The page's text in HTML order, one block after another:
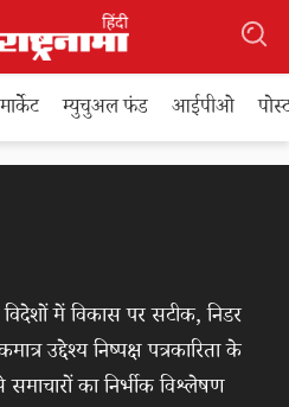
म्युचुअल फंड आईपीओ
में विकास पर सटीक, निडर
उद्देश्य निष्पक्ष पत्रकारिता के
का निर्भीक विश्लेषण